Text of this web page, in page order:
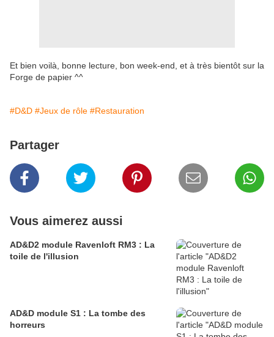
Et bien voilà, bonne lecture, bon week-end, et à très bientôt sur la
Forge de papier ^^
#D&D #Jeux de rôle #Restauration
Partager
Vous aimerez aussi
AD&D2 module Ravenloft RM3 : La
toile de l'illusion
AD&D module S1 : La tombe des
horreurs